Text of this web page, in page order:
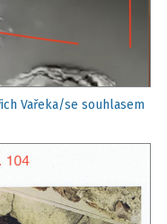
Vařeka/se souhlasem